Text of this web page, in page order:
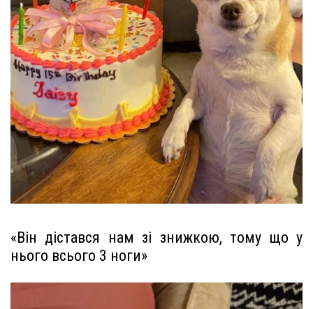
«Він дістався нам зі знижкою, тому що у
нього всього 3 ноги»